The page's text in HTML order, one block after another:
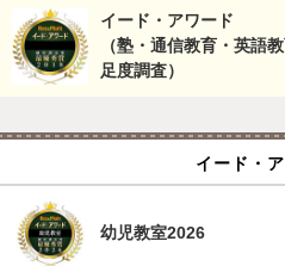
イード・アワード
（塾・通信教育・英語
足度調査）
イード・
幼児教室2026